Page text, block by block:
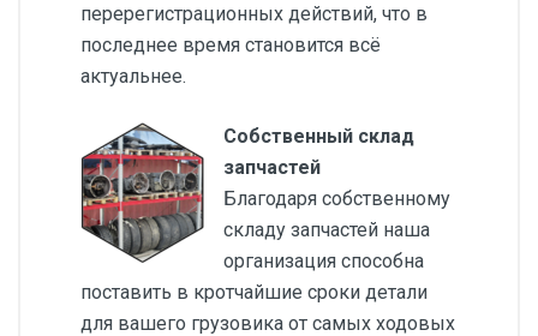
перерегистрационных действий, что в
последнее время становится всё
актуальнее.
Собственный склад
запчастей
Благодаря собственному
складу запчастей наша
организация способна
поставить в кротчайшие сроки детали
для вашего грузовика от самых ходовых